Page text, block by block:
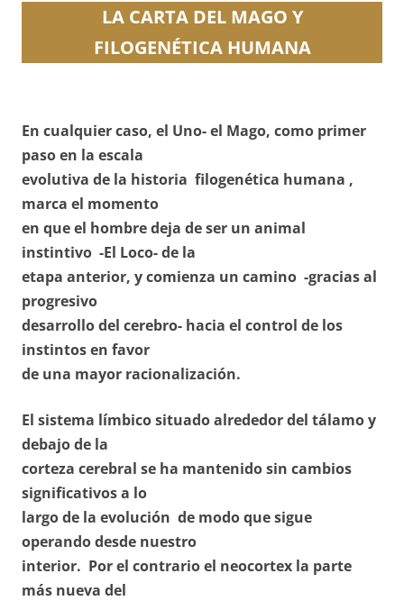
LA CARTA DEL MAGO Y
FILOGENÉTICA HUMANA
En cualquier caso, el Uno- el Mago, como primer
paso en la escala
evolutiva de la historia filogenética humana ,
marca el momento
en que el hombre deja de ser un animal
instintivo -El Loco- de la
etapa anterior, y comienza un camino -gracias al
progresivo
desarrollo del cerebro- hacia el control de los
instintos en favor
de una mayor racionalización.
El sistema límbico situado alrededor del tálamo y
debajo de la
corteza cerebral se ha mantenido sin cambios
significativos a lo
largo de la evolución de modo que sigue
operando desde nuestro
interior. Por el contrario el neocortex la parte
más nueva del